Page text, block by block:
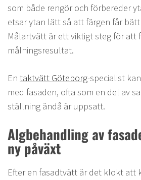
som både rengör och förbereder
etsar ytan lätt så att färgen får
Målartvätt är ett viktigt steg för att
målningsresultat.
En taktvätt Göteborg-specialist
med fasaden, ofta som en del av
ställning ändå är uppsatt.
Algbehandling av
ny påväxt
Efter en fasadtvätt är det klokt att